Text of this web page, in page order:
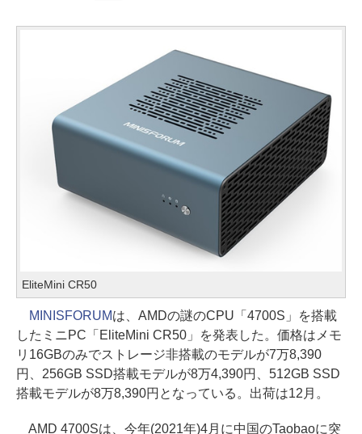
EliteMini CR50
MINISFORUMは、AMDの謎のCPU「4700S」を搭載
したミニPC「EliteMini CR50」を発表した。価格はメモ
リ16GBのみでストレージ非搭載のモデルが7万8,390
円、256GB SSD搭載モデルが8万4,390円、512GB SSD
搭載モデルが8万8,390円となっている。出荷は12月。
AMD 4700Sは、今年(2021年)4月に中国のTaobaoに突